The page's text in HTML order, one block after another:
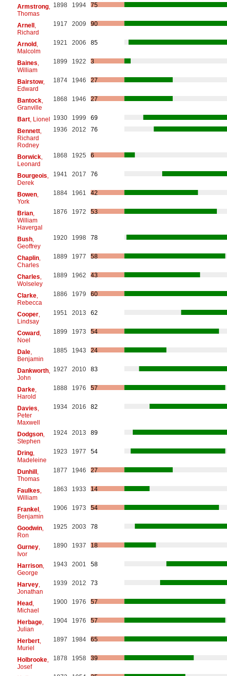
Armstrong,
Thomas
1898 1994 75
Arnell,
Richard
1917 2009 90
Arnold,
Malcolm
1921 2006 85
Baines
William
1899 1922 3
Bairstow,
Edward
1874 1946 27
Bantock,
Granville
1868 1946 27
Bart, Lionel 1930 1999
69
Bennett,
Richard
Rodney
1936 2012 76
Borwick,
Leonard
1868 1925 6
Bourgeois
Derek
1941 2017 76
Bowen,
York
1884 1961 42
Brian,
William
Havergal
1876 1972 53
Bush,
Geoffrey
1920 1998 78
Chaplin,
Charles
1889 1977 58
Charles
Wolseley
1889 1962 43
Clarke,
Rebecca
1886 1979 60
Cooper,
Lindsay
1951 2013 62
Coward,
Noel
1899 1973 54
Dale,
Benjamin
1885 1943 24
Dankworth,
John
1927 2010 83
Darke,
Harold
1888 1976 57
Davies
Peter
Maxwell
1934 2016 82
Dodgson,
Stephen
1924 2013 89
Dring,
Madeleine
1923 1977 54
Dunhill,
Thomas
1877 1946 27
Faulkes
William
1863 1933 14
Frankel,
Benjamin
1906 1973 54
Goodwin,
Ron
1925 2003 78
Gurney,
Ivor
1890 1937 18
Harrison,
George
1943 2001 58
Harvey,
Jonathan
1939 2012 73
Head,
Michael
1900 1976 57
Herbage,
Julian
1904 1976 57
Herbert,
Muriel
1897 1984 65
Holbrooke,
Josef
1878 1958 39